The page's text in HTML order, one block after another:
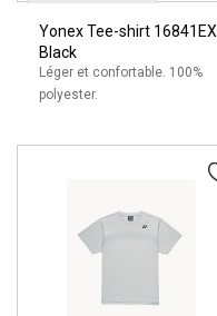
Yonex Tee-shirt 16841EX
Black
Léger et confortable. 100%
polyester.